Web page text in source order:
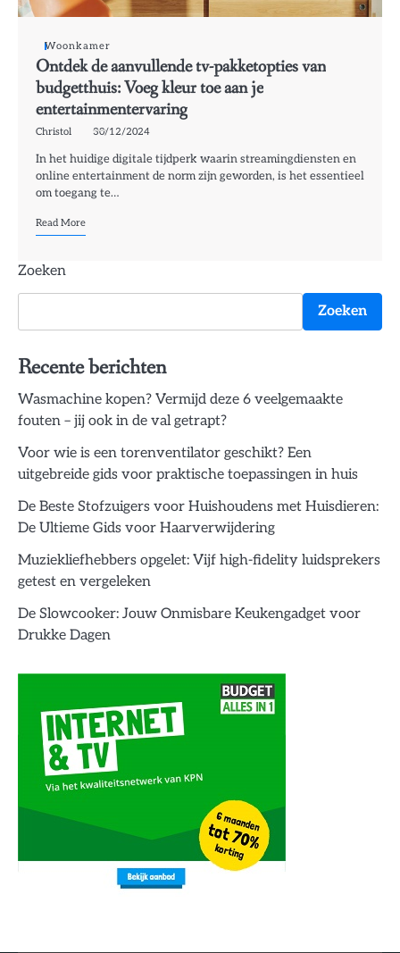
Woonkamer
Ontdek de aanvullende tv-pakketopties van
budgetthuis: Voeg kleur toe aan je
entertainmentervaring
Christol 30/12/2024
In het huidige digitale tijdperk waarin streamingdiensten en
online entertainment de norm zijn geworden, is het essentieel
om toegang te…
Read More
Zoeken
Zoeken
Recente berichten
Wasmachine kopen? Vermijd deze 6 veelgemaakte
fouten – jij ook in de val getrapt?
Voor wie is een torenventilator geschikt? Een
uitgebreide gids voor praktische toepassingen in huis
De Beste Stofzuigers voor Huishoudens met Huisdieren:
De Ultieme Gids voor Haarverwijdering
Muziekliefhebbers opgelet: Vijf high-fidelity luidsprekers
getest en vergeleken
De Slowcooker: Jouw Onmisbare Keukengadget voor
Drukke Dagen